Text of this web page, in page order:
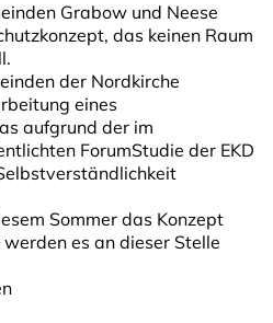
Grabow und Neese
das keinen Raum
der Nordkirche
eines
aufgrund der im
ForumStudie der EKD
Sommer das Konzept
es an dieser Stelle